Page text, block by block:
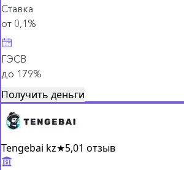
Ставка
от 0,1%
ГЭСВ
до 179%
Получить деньги
Tengebai kz★5,01 отзыв